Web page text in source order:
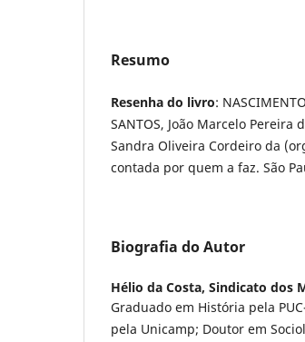
Resumo
Resenha do livro:
SANTOS, João Marcelo Pereira
Sandra Oliveira Cordeiro da
contada por quem a faz. São
Biografia do Autor
Hélio da Costa, Sindicato dos
Graduado em História pela
pela Unicamp; Doutor em